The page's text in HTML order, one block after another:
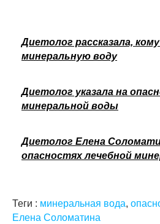
Диетолог рассказала,
минеральную воду
Диетолог указала на
минеральной воды
Диетолог Елена
опасностях лечебной
Теги : минеральная вода,
Елена Соломатина